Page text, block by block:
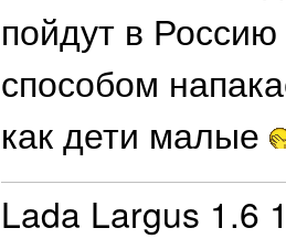
пойдут в
способом
как дети малые
Lada Largus 1.6